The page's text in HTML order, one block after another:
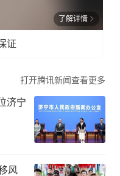
了解详情
证
打开腾讯新闻查看更多
济宁
风